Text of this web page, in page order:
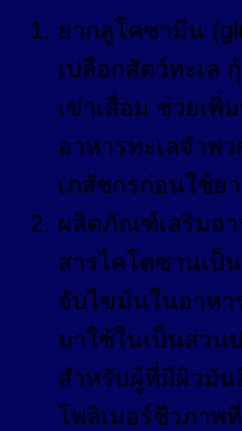
ยากลูโคซามีน
เปลือกสัตว์ทะเล
เข่าเสื่อม ช่วยเ
อาหารทะเลจำพ
เภสัชกรก่อนใช้ยา
ผลิตภัณฑ์เสริมอ
สารไคโตซานเป็
จับไขมันในอาหา
มาใช้ในเป็นส่วน
สำหรับผู้ที่มีผิวมัน
โพลิเมอร์ชีวภาพ